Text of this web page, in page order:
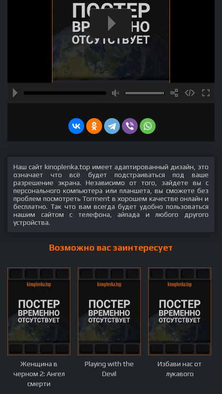
Наш сайт kinoplenka.top имеет адаптированный дизайн, это
означает что всё будет подстраиваться под ваше
разрешение экрана. Независимо от того, зайдете вы с
персонального компьютера или планшета, вы сможете без
проблем посмотреть Torment в хорошем качестве онлайн и
бесплатно. Так что вам всегда будет удобно пользоваться
нашим сайтом с телефона, айпада и любого другого
устройства.
Возможно вас заинтересует
Женщина в
черном 2: Ангел
смерти
Playing with the
Devil
Избави нас от
лукавого